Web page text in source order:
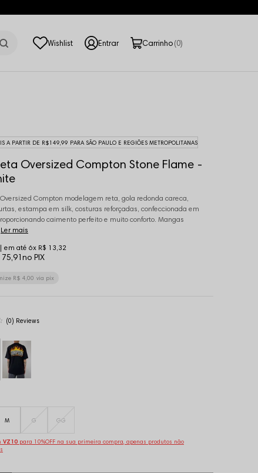
0
A PARTIR DE R$149,99 PARA SÃO PAULO E REGIÕES METROPOLITANAS
Oversized Compton Stone Flame -
Compton modelagem reta, gola redonda careca,
estampa em silk, costuras reforçadas, confeccionada em
caimento perfeito e muito conforto. Mangas
Ler mais
75,91no PIX
6x R$ 13,32
R$ 4,00 via pix
(0)
M G GG
VZ10 para 10%OFF na sua primeira compra, apenas produtos não